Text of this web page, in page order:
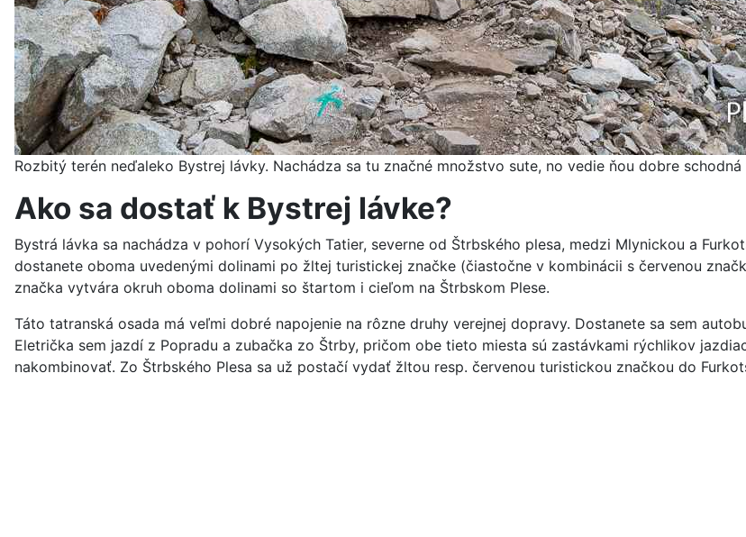
Rozbitý terén neďaleko Bystrej lávky. Nachádza sa tu značné množstvo sute, no vedie ňou dobre schodná
Ako sa dostať k Bystrej lávke?
Bystrá lávka sa nachádza v pohorí Vysokých Tatier, severne od Štrbského plesa, medzi Mlynickou a
dostanete oboma uvedenými dolinami po žltej turistickej značke (čiastočne v kombinácii s červenou
značka vytvára okruh oboma dolinami so štartom i cieľom na Štrbskom Plese.
Táto tatranská osada má veľmi dobré napojenie na rôzne druhy verejnej dopravy. Dostanete sa sem
Eletrička sem jazdí z Popradu a zubačka zo Štrby, pričom obe tieto miesta sú zastávkami rýchlikov
nakombinovať. Zo Štrbského Plesa sa už postačí vydať žltou resp. červenou turistickou značkou do